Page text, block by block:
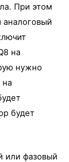
При этом
на
нужно
на
будет
или фазовый